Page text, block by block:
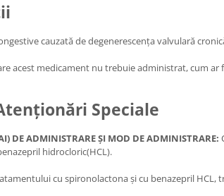
cauzată de degenerescența valvulară
acest medicament nu trebuie administrat, cum
Speciale
DE ADMINISTRARE ȘI MOD DE ADMINISTRARE:
hidrocloric(HCL).
cu spironolactona și cu benazepril